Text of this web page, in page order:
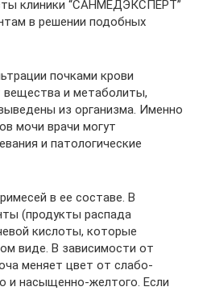
клиники “САНМЕДЭКСПЕРТ”
в решении подобных
почками крови
вещества и метаболиты,
из организма. Именно
мочи врачи могут
и патологические
в ее составе. В
(продукты распада
кислоты, которые
виде. В зависимости от
меняет цвет от слабо-
и насыщенно-желтого. Если